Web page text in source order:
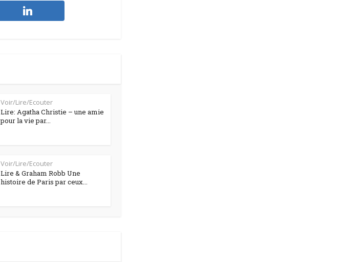
Voir/Lire/Ecouter
Lire: Agatha Christie – une amie
pour la vie par...
Voir/Lire/Ecouter
Lire & Graham Robb Une
histoire de Paris par ceux...